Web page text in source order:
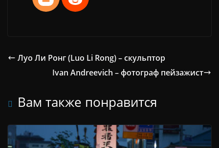
Луо Ли Ронг (Luo Li Rong) – скульптор
Ivan Andreevich – фотограф пейзажист
Вам также понравится